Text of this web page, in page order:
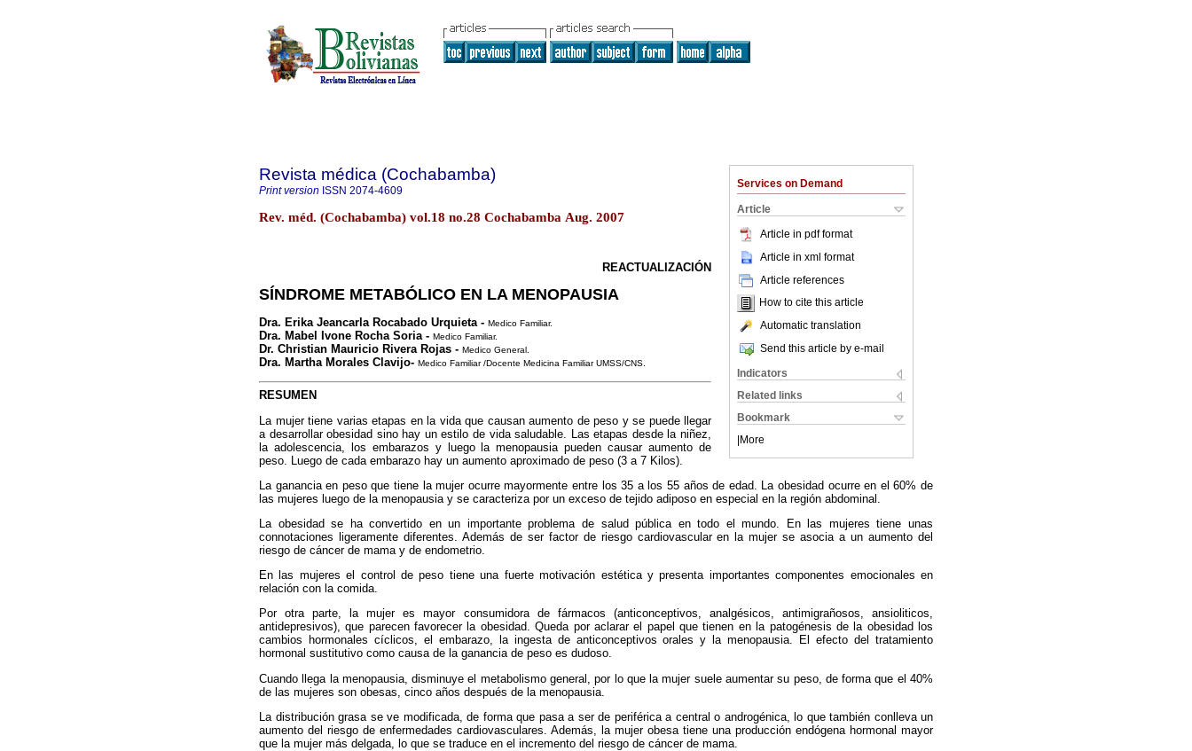
Services on Demand
Article
Article in pdf format
Article in xml format
Article references
How to cite this article
Automatic translation
Send this article by e-mail
Indicators
Related links
Bookmark
More
Revista médica (Cochabamba)
Print version ISSN 2074-4609
Rev. méd. (Cochabamba) vol.18 no.28 Cochabamba Aug. 2007
REACTUALIZACIÓN
SÍNDROME METABÓLICO EN LA MENOPAUSIA
Dra. Erika Jeancarla Rocabado Urquieta - Medico Familiar.
Dra. Mabel Ivone Rocha Soria - Medico Familiar.
Dr. Christian Mauricio Rivera Rojas - Medico General.
Dra. Martha Morales Clavijo- Medico Familiar /Docente Medicina Familiar UMSS/CNS.
RESUMEN
La mujer tiene varias etapas en la vida que causan aumento de peso y se puede llegar
a desarrollar obesidad sino hay un estilo de vida saludable. Las etapas desde la niñez,
la adolescencia, los embarazos y luego la menopausia pueden causar aumento de
peso. Luego de cada embarazo hay un aumento aproximado de peso (3 a 7 Kilos).
La ganancia en peso que tiene la mujer ocurre mayormente entre los 35 a los 55 años de edad. La obesidad ocurre en el 60% de
las mujeres luego de la menopausia y se caracteriza por un exceso de tejido adiposo en especial en la región abdominal.
La obesidad se ha convertido en un importante problema de salud pública en todo el mundo. En las mujeres tiene unas
connotaciones ligeramente diferentes. Además de ser factor de riesgo cardiovascular en la mujer se asocia a un aumento del
riesgo de cáncer de mama y de endometrio.
En las mujeres el control de peso tiene una fuerte motivación estética y presenta importantes componentes emocionales en
relación con la comida.
Por otra parte, la mujer es mayor consumidora de fármacos (anticonceptivos, analgésicos, antimigrañosos, ansioliticos,
antidepresivos), que parecen favorecer la obesidad. Queda por aclarar el papel que tienen en la patogénesis de la obesidad los
cambios hormonales cíclicos, el embarazo, la ingesta de anticonceptivos orales y la menopausia. El efecto del tratamiento
hormonal sustitutivo como causa de la ganancia de peso es dudoso.
Cuando llega la menopausia, disminuye el metabolismo general, por lo que la mujer suele aumentar su peso, de forma que el 40%
de las mujeres son obesas, cinco años después de la menopausia.
La distribución grasa se ve modificada, de forma que pasa a ser de periférica a central o androgénica, lo que también conlleva un
aumento del riesgo de enfermedades cardiovasculares. Además, la mujer obesa tiene una producción endógena hormonal mayor
que la mujer más delgada, lo que se traduce en el incremento del riesgo de cáncer de mama.